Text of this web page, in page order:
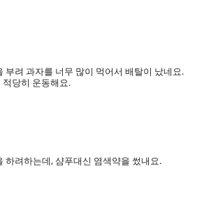
려 과자를 너무 많이 먹어서 배탈이 났네요.
당히 운동해요.
하려하는데, 샴푸대신 염색약을 썼내요.